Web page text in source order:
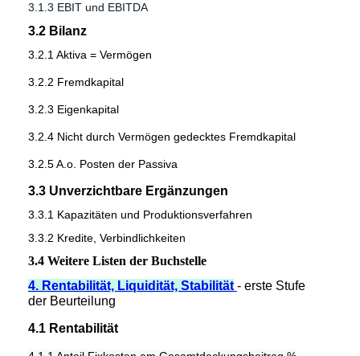
3.1.3 EBIT und EBITDA
3.2 Bilanz
3.2.1 Aktiva = Vermögen
3.2.2 Fremdkapital
3.2.3 Eigenkapital
3.2.4 Nicht durch Vermögen gedecktes Fremdkapital
3.2.5 A.o. Posten der Passiva
3.3 Unverzichtbare Ergänzungen
3.3.1 Kapazitäten und Produktionsverfahren
3.3.2 Kredite, Verbindlichkeiten
3.4 Weitere Listen der Buchstelle
4. Rentabilität, Liquidität, Stabilität - erste Stufe
der Beurteilung
4.1 Rentabilität